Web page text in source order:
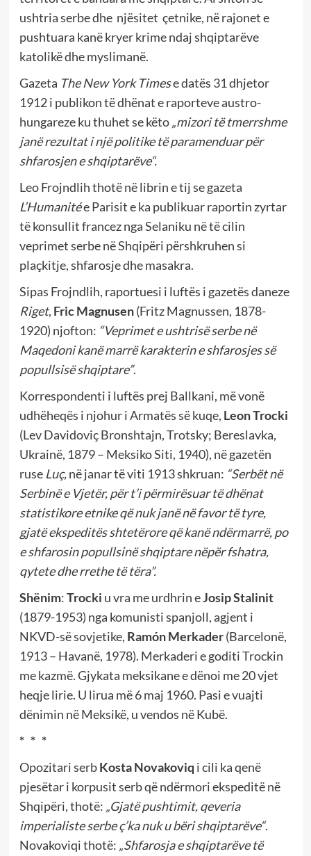
ushtria serbe dhe njësitet çetnike, në rajonet e
pushtuara kanë kryer krime ndaj shqiptarëve
katolikë dhe myslimanë.
Gazeta The New York Timese datës 31 dhjetor
1912 i publikon të dhënat e raporteve austro-
hungareze ku thuhet se këto„mizori të tmerrshme
janë rezultat i një politike të paramenduar për
shfarosjen e shqiptarëve“.
Leo Frojndlih thotë në librin e tij se gazeta
L’Humanitée Parisit e ka publikuar raportin zyrtar
të konsullit francez nga Selaniku në të cilin
veprimet serbe në Shqipëri përshkruhen si
plaçkitje, shfarosje dhe masakra.
Sipas Frojndlih, raportuesi i luftës i gazetës daneze
Riget, Fric Magnusen(Fritz Magnussen, 1878-
1920) njofton: “Veprimet e ushtrisë serbe në
Maqedoni kanë marrë karakterin e shfarosjes së
popullsisë shqiptare”.
Korrespondenti i luftës prej Ballkani, më vonë
udhëheqës i njohur i Armatës së kuqe, Leon Trocki
(Lev Davidoviç Bronshtajn, Trotsky; Bereslavka,
Ukrainë, 1879 – Meksiko Siti, 1940), në gazetën
ruse Luç,në janar të viti 1913 shkruan: “Serbët në
Serbinë e Vjetër, për t’i përmirësuar të dhënat
statistikore etnike që nuk janë në favor të tyre,
gjatë ekspeditës shtetërore që kanë ndërmarrë, po
e shfarosin popullsinë shqiptare nëpër fshatra,
qytete dhe rrethe të tëra”.
Shënim:Trocki u vra me urdhrin eJosipStalinit
(1879-1953) nga komunisti spanjoll, agjent i
NKVD-së sovjetike, Ramón Merkader(Barcelonë,
1913 – Havanë, 1978). Merkaderi e goditi Trockin
me kazmë. Gjykata meksikane e dënoi me 20 vjet
heqje lirie. U lirua më 6 maj 1960. Pasi e vuajti
dënimin në Meksikë, u vendos në Kubë.
* * *
Opozitari serbKosta Novakoviq i cili ka qenë
pjesëtar i korpusit serb që ndërmori ekspeditë në
Shqipëri, thotë: „Gjatë pushtimit, qeveria
imperialiste serbe ç’ka nuk u bëri shqiptarëve“.
Novakoviqi thotë: „Shfarosja e shqiptarëve të